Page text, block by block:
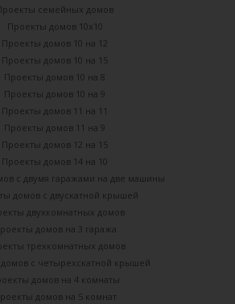
семейных домов
Проекты домов 10х10
Проекты домов 10 на 12
Проекты домов 10 на 15
Проекты домов 10 на 8
Проекты домов 10 на 9
Проекты домов 11 на 11
Проекты домов 11 на 9
Проекты домов 12 на 15
Проекты домов 14 на 10
с двумя гаражами на две машины
домов с двускатной крышей
двухкомнатных домов
домов на 3 гаража
трехкомнатных домов
с четырехскатной крышей
домов на 4 комнаты
домов на 5 комнат